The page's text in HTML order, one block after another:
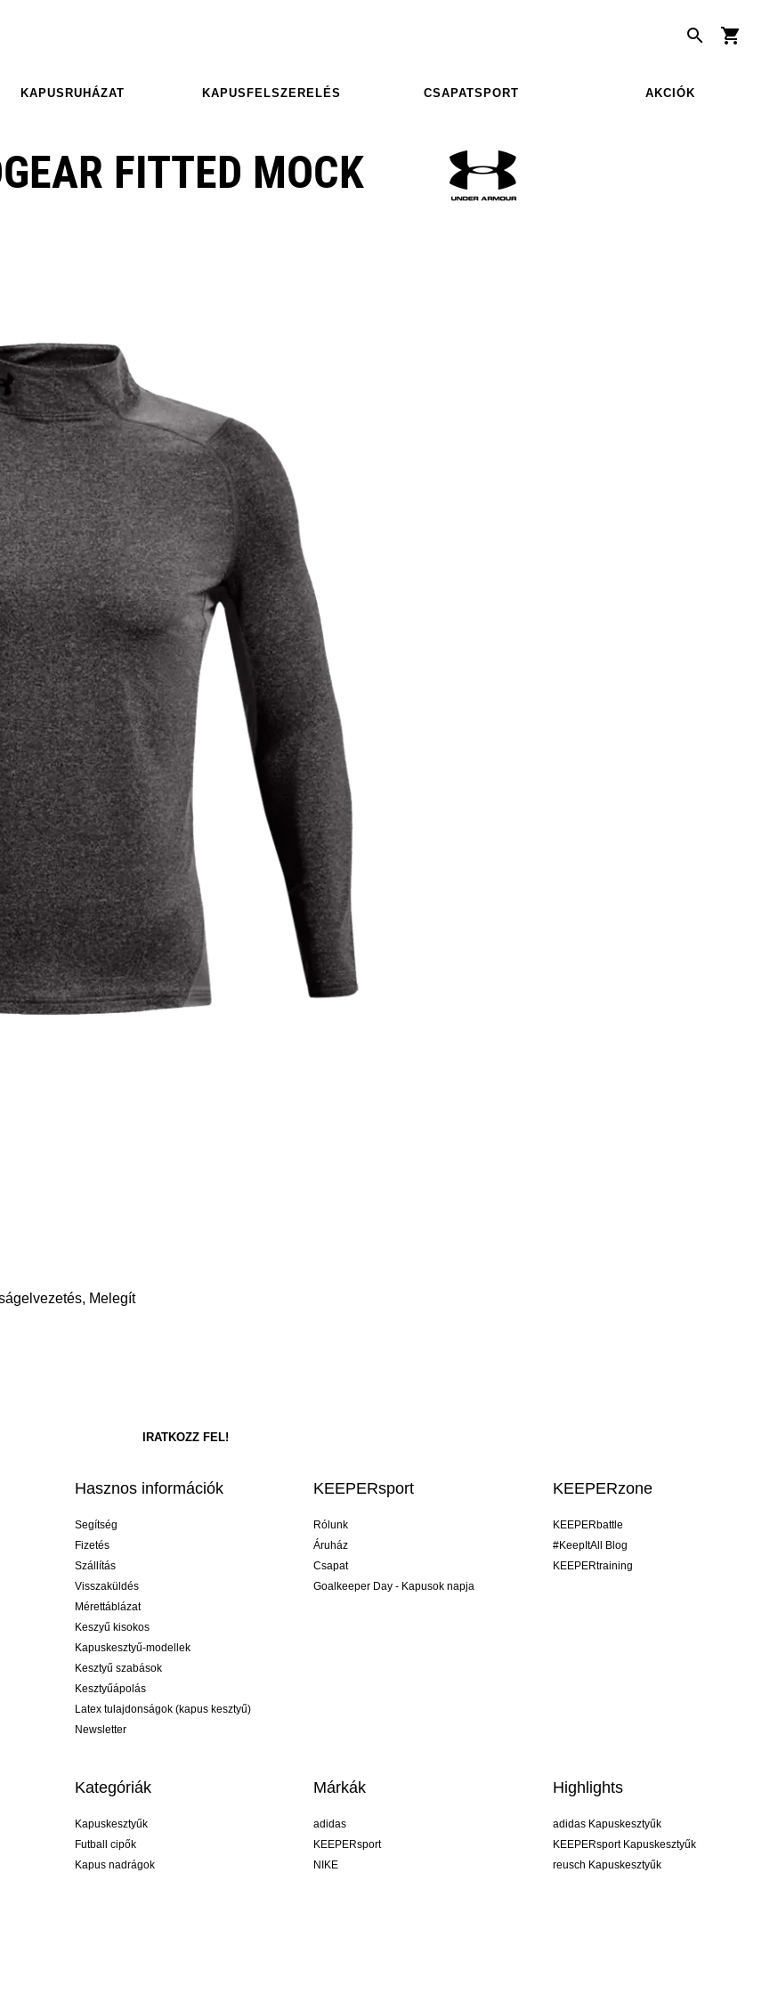
KAPUSRUHÁZAT KAPUSFELSZERELÉS CSAPATSPORT AKCIÓK
FITTED MOCK
Melegít
Hasznos információk
Segítség
Fizetés
Szállítás
Visszaküldés
Mérettáblázat
Keszyű kisokos
Kapuskesztyű-modellek
Kesztyű szabások
Kesztyűápolás
Latex tulajdonságok (kapus kesztyű)
Newsletter
KEEPERsport
Rólunk
Áruház
Csapat
Goalkeeper Day - Kapusok napja
KEEPERzone
KEEPERbattle
#KeepItAll Blog
KEEPERtraining
Kategóriák
Kapuskesztyűk
Futball cipők
Kapus nadrágok
Márkák
adidas
KEEPERsport
NIKE
Highlights
adidas Kapuskesztyűk
KEEPERsport Kapuskesztyűk
reusch Kapuskesztyűk